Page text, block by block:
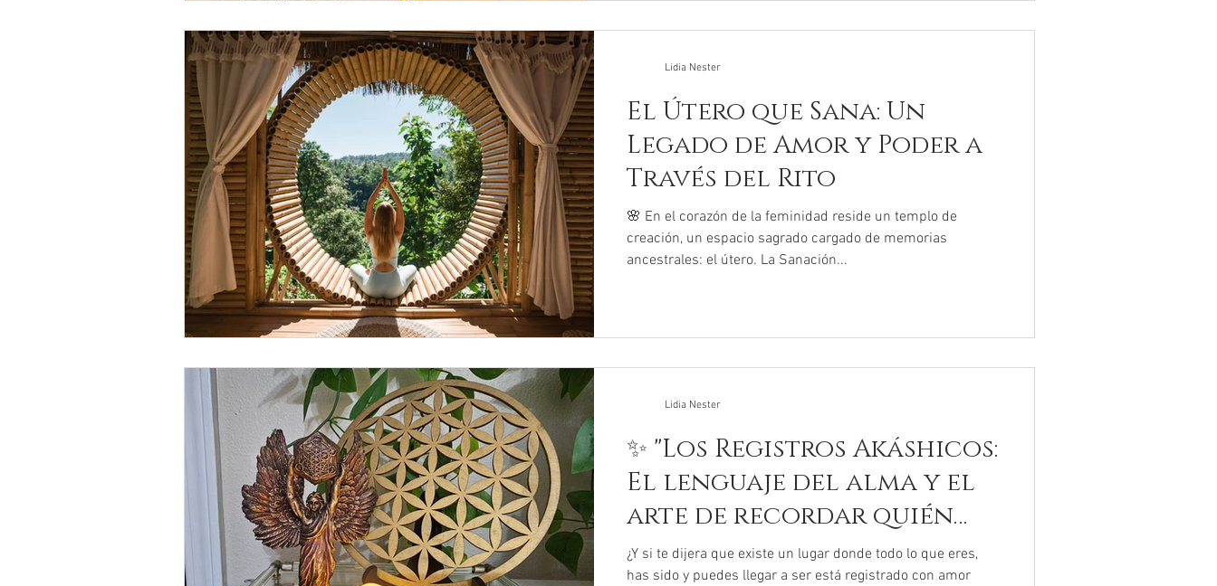
recibiendo a niños con el corazón acelerado y la mente
El Útero que Sana: Un
Legado de Amor y Poder a
Través del Rito
🌸 En el corazón de la feminidad reside un templo de
creación, un espacio sagrado cargado de memorias
ancestrales: el útero. La Sanación...
Lidia Nester
✨ "Los Registros Akáshicos:
El lenguaje del alma y el
arte de recordar quién
eres" ✨
¿Y si te dijera que existe un lugar donde todo lo que eres,
has sido y puedes llegar a ser está registrado con amor
Lidia Nester